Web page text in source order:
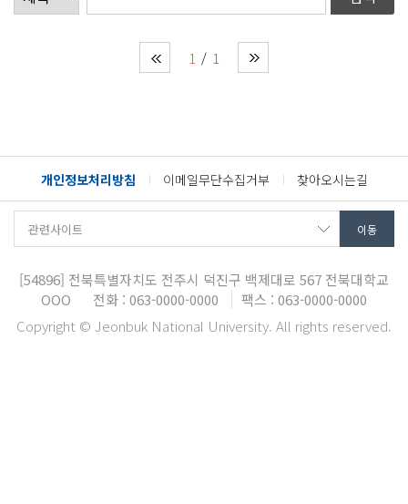
1 1
개인정보처리방침 이메일무단수집거부 찾아오시는길
[54896] 전북특별자치도 전주시 덕진구 백제대로 567 전북대학교
OOO
전화 : 063-0000-0000
팩스 : 063-0000-0000
Copyright © Jeonbuk National University. All rights reserved.